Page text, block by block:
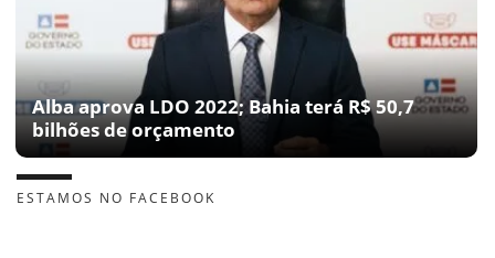
Alba aprova LDO 2022; Bahia terá R$ 50,7
bilhões de orçamento
ESTAMOS NO FACEBOOK